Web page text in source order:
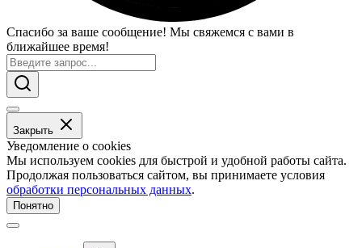
Спасибо за ваше сообщение! Мы свяжемся с вами в
ближайшее время!
Закрыть
Уведомление о cookies
Мы используем cookies для быстрой и удобной работы сайта.
Продолжая пользоваться сайтом, вы принимаете условия
обработки персональных данных.
Понятно